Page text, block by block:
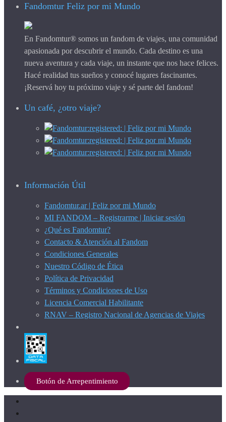
Fandomtur Feliz por mi Mundo
En Fandomtur® somos un fandom de viajes, una comunidad
apasionada por descubrir el mundo. Cada destino es una
nueva aventura y cada viaje, un instante que nos hace felices.
Hacé realidad tus sueños y conocé lugares fascinantes.
¡Reservá hoy tu próximo viaje y sé parte del fandom!
Un café, ¿otro viaje?
Información Útil
Fandomtur.ar | Feliz por mi Mundo
MI FANDOM – Registrarme | Iniciar sesión
¿Qué es Fandomtur?
Contacto & Atención al Fandom
Condiciones Generales
Nuestro Código de Ética
Política de Privacidad
Términos y Condiciones de Uso
Licencia Comercial Habilitante
RNAV – Registro Nacional de Agencias de Viajes
Botón de Arrepentimiento